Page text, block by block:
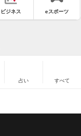
ビジネス eスポーツ
占い すべて